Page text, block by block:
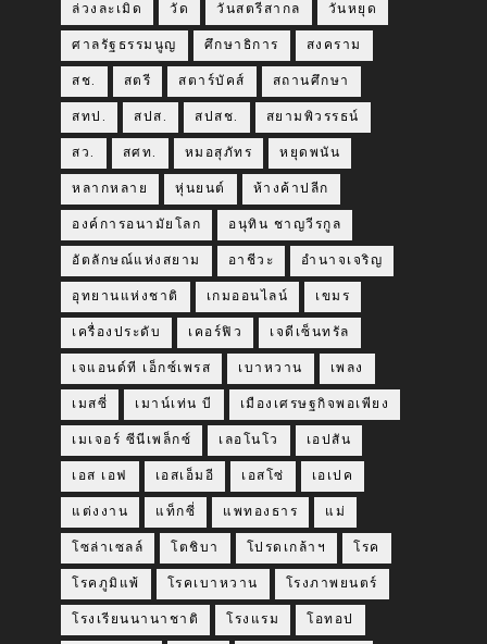
ล่วงละเมิด วัด วันสตรีสากล วันหยุด
ศาลรัฐธรรมนูญ ศึกษาธิการ สงคราม
สช. สตรี สตาร์บัคส์ สถานศึกษา
สทป. สปส. สปสช. สยามพิวรรธน์
สว. สศท. หมอสุภัทร หยุดพนัน
หลากหลาย หุ่นยนต์ ห้างค้าปลีก
องค์การอนามัยโลก อนุทิน ชาญวีรกูล
อัตลักษณ์แห่งสยาม อาชีวะ อำนาจเจริญ
อุทยานแห่งชาติ เกมออนไลน์ เขมร
เครื่องประดับ เคอร์ฟิว เจดีเซ็นทรัล
เจแอนด์ที เอ็กซ์เพรส เบาหวาน เพลง
เมสซี่ เมาน์เท่น บี เมืองเศรษฐกิจพอเพียง
เมเจอร์ ซีนีเพล็กซ์ เลอโนโว เอปสัน
เอส เอฟ เอสเอ็มอี เอสโซ่ เอเปค
แต่งงาน แท็กซี่ แพทองธาร แม่
โซล่าเซลล์ โตชิบา โปรดเกล้าฯ โรค
โรคภูมิแพ้ โรคเบาหวาน โรงภาพยนตร์
โรงเรียนนานาชาติ โรงแรม โอทอป